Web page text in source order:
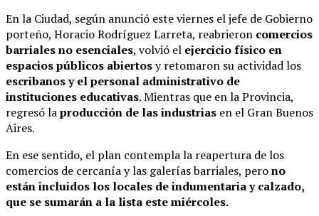
En la Ciudad, según anunció este viernes el jefe de Gobierno
porteño, Horacio Rodríguez Larreta, reabrieron comercios
barriales no esenciales, volvió el ejercicio físico en
espacios públicos abiertosy retomaron su actividad los
escribanos y el personal administrativo de
instituciones educativas. Mientras que en la Provincia,
regresó laproducción de las industrias en el Gran Buenos
Aires.
En ese sentido, el plan contempla la reapertura de los
comercios de cercanía y las galerías barriales, perono
están incluidos los locales de indumentaria y calzado,
que se sumarán a la lista este miércoles.